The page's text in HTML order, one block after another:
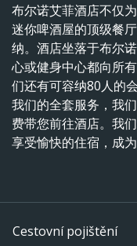
布尔诺艾菲酒店不仅
迷你啤酒屋的顶级餐
纳。酒店坐落于布尔
心或健身中心都向所
们还有可容纳80人的
我们的全套服务，我
费带您前往酒店。我
享受愉快的住宿，成为
Cestovní pojištění